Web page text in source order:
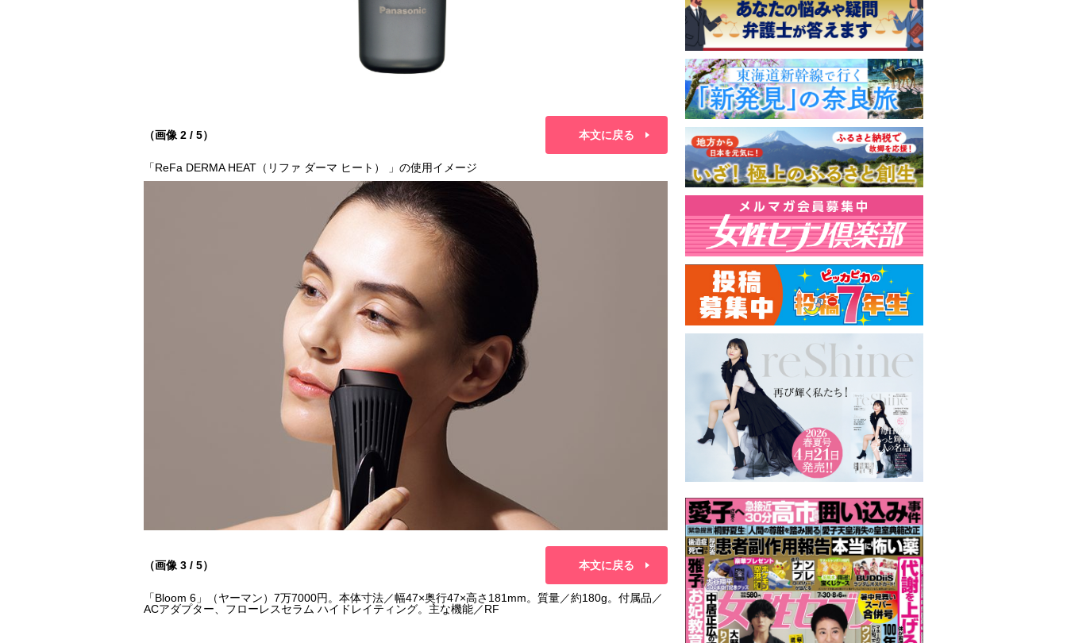
（画像 2 / 5） 本文に戻る
「ReFa DERMA HEAT（リファ ダーマ ヒート） 」の使用イメージ
（画像 3 / 5） 本文に戻る
「Bloom 6」（ヤーマン）7万7000円。本体寸法／幅47×奥行47×高さ181mm。質量／約180g。付属品／
ACアダプター、フローレスセラム ハイドレイティング。主な機能／RF